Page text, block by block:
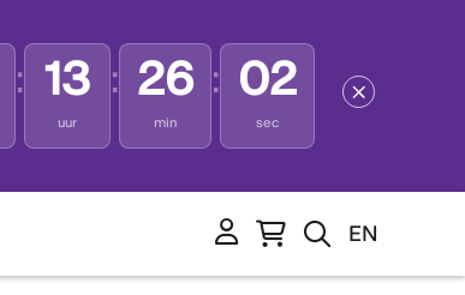
: 13
uur
: 26
min
: 02
sec
EN